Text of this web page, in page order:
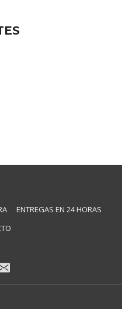
ENTREGAS EN 24 HORAS